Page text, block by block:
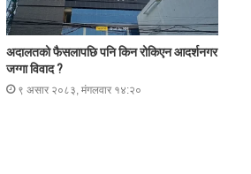
अदालतको फैसलापछि पनि किन रोकिएन आदर्शनगर
जग्गा विवाद ?
९ असार २०८३, मंगलवार १४:२०